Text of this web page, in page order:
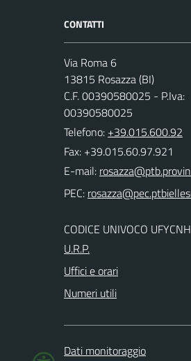
CONTATTI
Via Roma 6
13815 Rosazza (BI)
C.F. 00390580025 - P.Iva:
00390580025
Telefono: +39.015.600.92
Fax: +39.015.60.97.921
E-mail:
PEC:
CODICE UNIVOCO UFYCNH
U.R.P.
Uffici e orari
Numeri utili
Dati monitoraggio